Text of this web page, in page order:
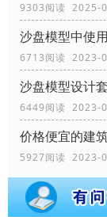
9303阅读 2025-
沙盘模型中使
6713阅读 2023-
沙盘模型设计
6449阅读 2023-
价格便宜的建
5927阅读 2023-